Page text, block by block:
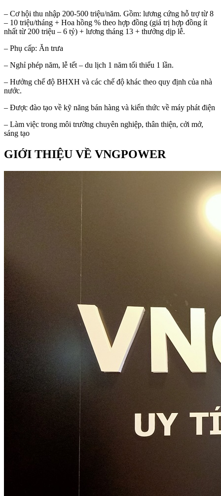
– Cơ hội thu nhập 200-500 triệu/năm. Gồm: lương cứng hỗ trợ từ 8
– 10 triệu/tháng + Hoa hồng % theo hợp đồng (giá trị hợp đồng ít
nhất từ 200 triệu – 6 tỷ) + lương tháng 13 + thưởng dịp lễ.
– Phụ cấp: Ăn trưa
– Nghỉ phép năm, lễ tết – du lịch 1 năm tối thiểu 1 lần.
– Hưởng chế độ BHXH và các chế độ khác theo quy định của nhà
nước.
– Được đào tạo về kỹ năng bán hàng và kiến thức về máy phát điện
– Làm việc trong môi trường chuyên nghiệp, thân thiện, cởi mở,
sáng tạo
GIỚI THIỆU VỀ VNGPOWER